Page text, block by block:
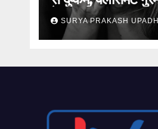
केस दर्ज
SURYA PRAKASH